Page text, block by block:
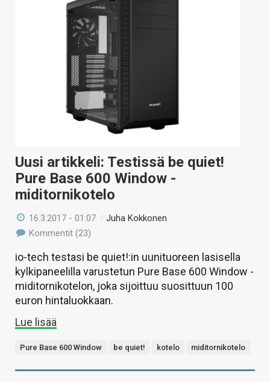
Uusi artikkeli: Testissä be quiet!
Pure Base 600 Window -
miditornikotelo
16.3.2017 - 01:07 /Juha Kokkonen
Kommentit (23)
io-tech testasi be quiet!:in uunituoreen lasisella
kylkipaneelilla varustetun Pure Base 600 Window -
miditornikotelon, joka sijoittuu suosittuun 100
euron hintaluokkaan.
Lue lisää
Pure Base 600 Window be quiet! kotelo miditornikotelo